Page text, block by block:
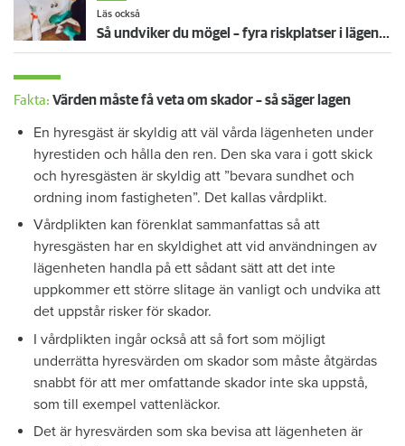
Läs också
Så undviker du mögel – fyra riskplatser i lägenheten: ”Måste städa bort”
Fakta: Värden måste få veta om skador – så säger lagen
En hyresgäst är skyldig att väl vårda lägenheten under
hyrestiden och hålla den ren. Den ska vara i gott skick
och hyresgästen är skyldig att ”bevara sundhet och
ordning inom fastigheten”. Det kallas vårdplikt.
Vårdplikten kan förenklat sammanfattas så att
hyresgästen har en skyldighet att vid användningen av
lägenheten handla på ett sådant sätt att det inte
uppkommer ett större slitage än vanligt och undvika att
det uppstår risker för skador.
I vårdplikten ingår också att så fort som möjligt
underrätta hyresvärden om skador som måste åtgärdas
snabbt för att mer omfattande skador inte ska uppstå,
som till exempel vattenläckor.
Det är hyresvärden som ska bevisa att lägenheten är